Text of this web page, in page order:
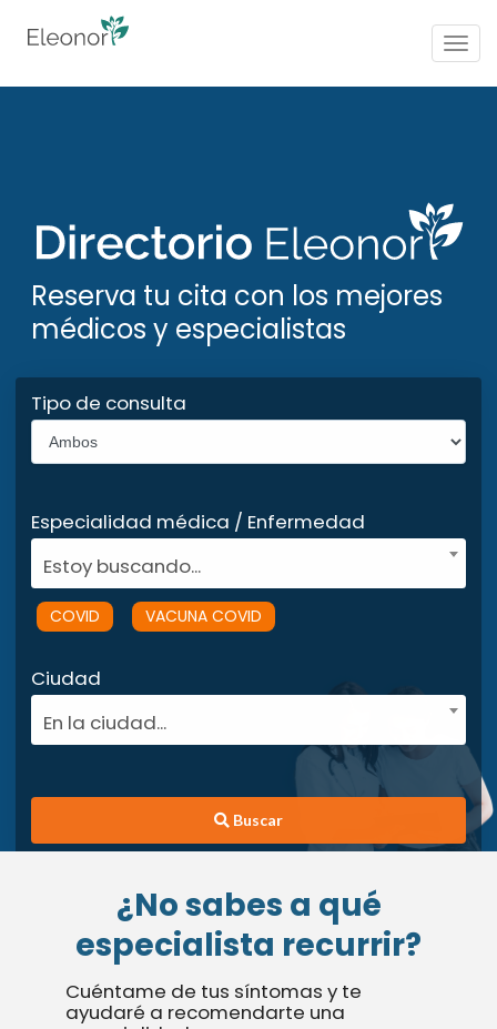
Reserva tu cita con los mejores
médicos y especialistas
Tipo de consulta
Especialidad médica / Enfermedad
Estoy buscando...
COVID VACUNA COVID
Ciudad
En la ciudad...
Buscar
¿No sabes a qué
especialista recurrir?
Cuéntame de tus síntomas y te
ayudaré a recomendarte una